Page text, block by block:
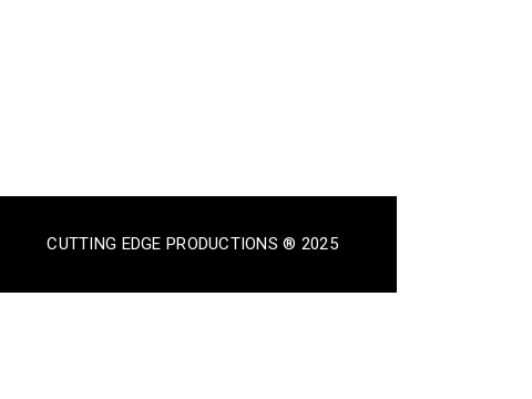
CUTTING EDGE PRODUCTIONS ® 2025